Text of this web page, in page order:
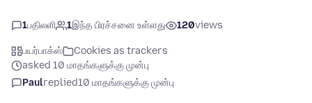
1பதிலளி 1இந்த பிரச்சனை உள்ளது 120views
பயர்பாக்ஸ்
Cookies as trackers
asked 10 மாதங்களுக்கு முன்பு
Paulreplied10 மாதங்களுக்கு முன்பு